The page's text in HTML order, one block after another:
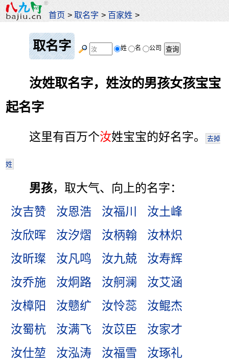
首页 >取名字 > 百家姓 >
取名字 姓 名 公司
汝姓取名字，姓汝的男孩女孩宝宝
起名字
这里有百万个汝姓宝宝的好名字。 去掉
姓
男孩，取大气、向上的名字：
汝吉赞
汝恩浩 汝福川
汝土峰
汝欣晖
汝汐熠 汝柄翰
汝林炽
汝昕璨
汝凡鸣 汝九兢
汝寿辉
汝乔施
汝炯路 汝舸澜
汝艾涵
汝樟阳
汝戆纩 汝怜蕊
汝鲲杰
汝蜀杭
汝满飞 汝苡臣
汝家才
汝仕堃
汝泓涛 汝福雪
汝琢礼